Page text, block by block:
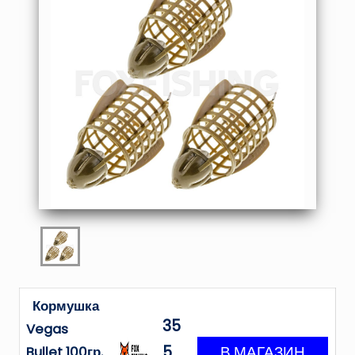
Кормушка
Vegas
35